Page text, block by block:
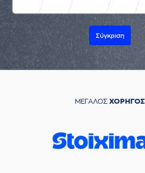
Σύγκριση
ΜΕΓΑΛΟΣ ΧΟΡΗΓΟΣ